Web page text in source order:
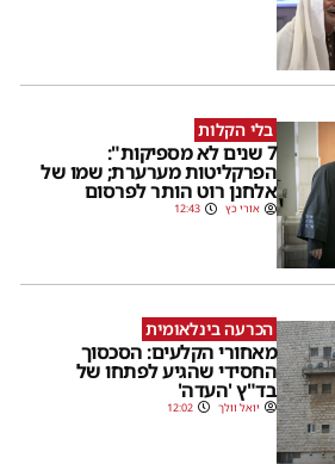
בלי הקלות
7 שנים לא מספיקות":
הפרקליטות מערערת; שמו של
אלחנן רוט הותר לפרסום
אורי כץ 12:43
הכרעה בינלאומית
מאחורי הקלעים: הסכסוך
החסידי שהגיע לפתחו של
בד"ץ 'העדה'
יואל וולך 12:02